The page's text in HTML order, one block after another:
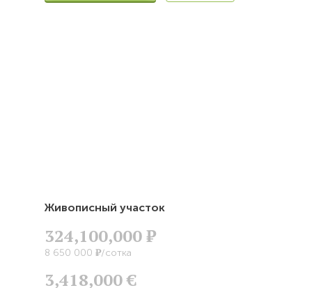
Живописный участок
324,100,000Р
8 650 000 Р/сотка
3,418,000 €